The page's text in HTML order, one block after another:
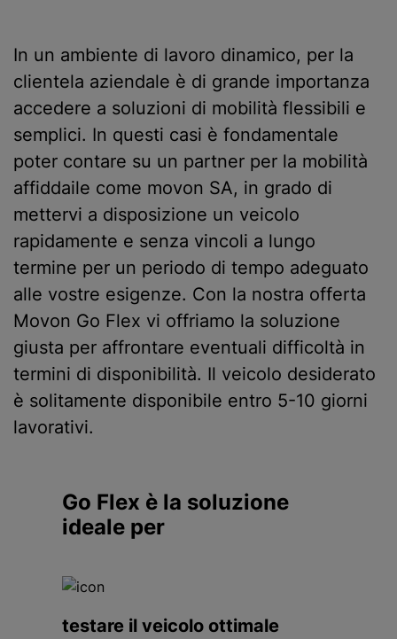
In un ambiente di lavoro dinamico, per la
clientela aziendale è di grande importanza
accedere a soluzioni di mobilità flessibili e
semplici. In questi casi è fondamentale
poter contare su un partner per la mobilità
affiddaile come movon SA, in grado di
mettervi a disposizione un veicolo
rapidamente e senza vincoli a lungo
termine per un periodo di tempo adeguato
alle vostre esigenze. Con la nostra offerta
Movon Go Flex vi offriamo la soluzione
giusta per affrontare eventuali difficoltà in
termini di disponibilità. Il veicolo desiderato
è solitamente disponibile entro 5-10 giorni
lavorativi.
Go Flex è la soluzione
ideale per
testare il veicolo ottimale